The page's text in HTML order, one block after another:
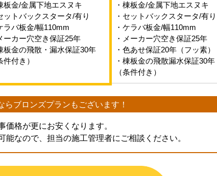
板金/金属下地エスヌキ
ットバックスタータ/有り
ラバ板金/幅110mm
ーカー穴空き保証25年
板金の飛散・漏水保証30年
件付き）
・棟板金/金属下地エスヌキ
・セットバックスタータ/有り
・ケラバ板金/幅110mm
・メーカー穴空き保証25年
・色あせ保証20年（フッ素）
・棟板金の飛散漏水保証30年
（条件付き）
らブロンズプランもございます！
格が更にお安くなります。
能なので、担当の施工管理者にご相談ください。